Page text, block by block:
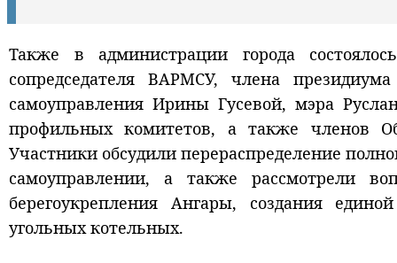
Также в администрации города
сопредседателя ВАРМСУ, члена
самоуправления Ирины Гусевой, мэра
профильных комитетов, а также членов
Участники обсудили перераспределение
самоуправлении, а также рассмотрели
берегоукрепления Ангары, создания
угольных котельных.